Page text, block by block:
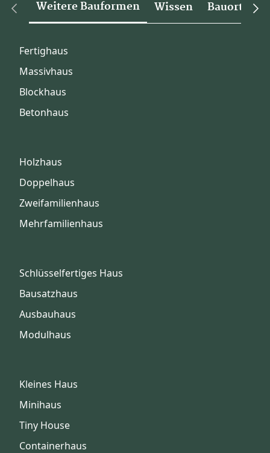
Weitere Bauformen Wissen Bauorte
Fertighaus
Massivhaus
Blockhaus
Betonhaus
Holzhaus
Doppelhaus
Zweifamilienhaus
Mehrfamilienhaus
Schlüsselfertiges Haus
Bausatzhaus
Ausbauhaus
Modulhaus
Kleines Haus
Minihaus
Tiny House
Containerhaus